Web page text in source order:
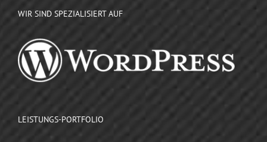
WIR SIND SPEZIALISIERT AUF
LEISTUNGS-PORTFOLIO